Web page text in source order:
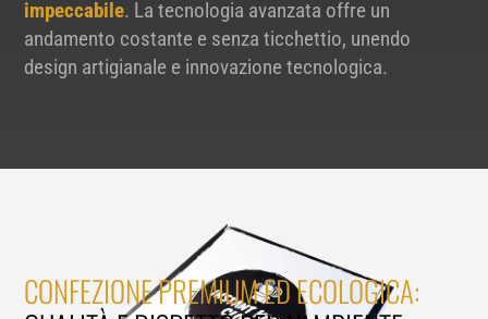
impeccabile. La tecnologia avanzata offre un
andamento costante e senza ticchettio, unendo
design artigianale e innovazione tecnologica.
CONFEZIONE PREMIUM ED ECOLOGICA: